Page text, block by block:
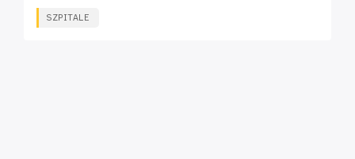
SZPITALE